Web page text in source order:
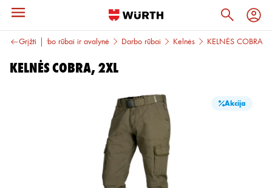
GrįžtiDarbo rūbai ir avalynė Darbo rūbai Kelnės KELNĖS COBRA
KELNĖS COBRA, 2XL
Akcija